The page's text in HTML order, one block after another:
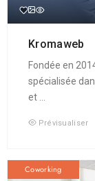
Kromaweb
Fondée en
spécialisée
et ...
Prévisualiser
Coworking